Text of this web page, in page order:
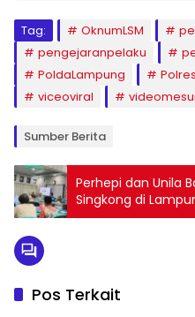
Tag: OknumLSM
pengejaranpelaku
PoldaLampung
viceoviral
Sumber Berita
Perhepi dan Unila
Singkong di
Pos Terkait